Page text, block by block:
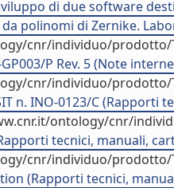
di due software
polinomi di Zernike.
cnr/individuo/prodotto/
P Rev. 5 (Note
cnr/individuo/prodotto/
n. INO-0123/C
ontology/cnr/
tecnici, manuali,
cnr/individuo/prodotto/
(Rapporti tecnici,